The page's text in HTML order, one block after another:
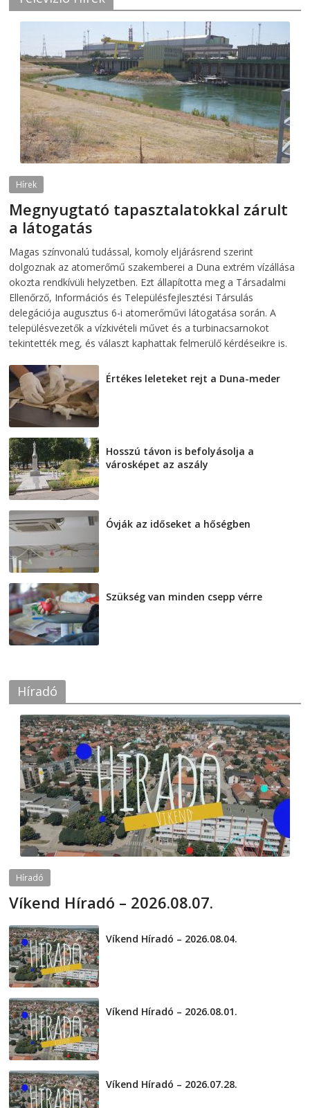
Hírek
Megnyugtató tapasztalatokkal zárult
a látogatás
Magas színvonalú tudással, komoly eljárásrend szerint
dolgoznak az atomerőmű szakemberei a Duna extrém vízállása
okozta rendkívüli helyzetben. Ezt állapította meg a Társadalmi
Ellenőrző, Információs és Településfejlesztési Társulás
delegációja augusztus 6-i atomerőművi látogatása során. A
településvezetők a vízkivételi művet és a turbinacsarnokot
tekintették meg, és választ kaphattak felmerülő kérdéseikre is.
Értékes leleteket rejt a Duna-meder
Hosszú távon is befolyásolja a
városképet az aszály
Óvják az időseket a hőségben
Szükség van minden csepp vérre
Híradó
Híradó
Víkend Híradó – 2026.08.07.
Víkend Híradó – 2026.08.04.
Víkend Híradó – 2026.08.01.
Víkend Híradó – 2026.07.28.